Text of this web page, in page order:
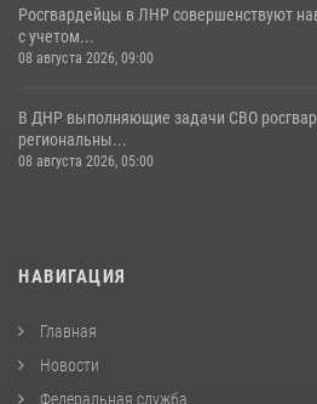
Росгвардейцы в ЛНР совершенствуют
с учетом...
08 августа 2026, 09:00
В ДНР выполняющие задачи СВО
региональны...
08 августа 2026, 05:00
НАВИГАЦИЯ
Главная
Новости
Федеральная служба